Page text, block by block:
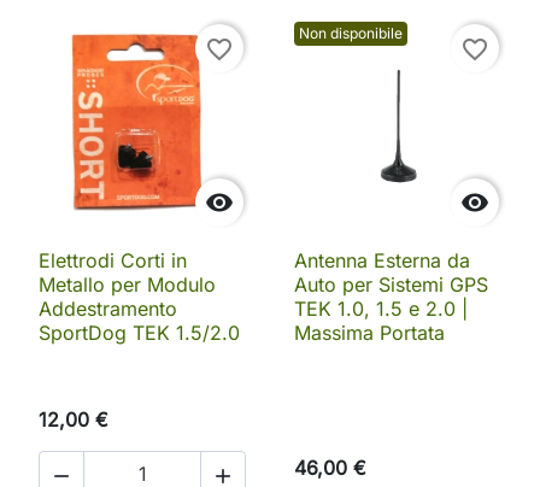

favorite_border
Elettrodi Corti in
Metallo per Modulo
Addestramento
SportDog TEK 1.5/2.0
12,00 €
 
Non disponibile

favorite_border
Antenna Esterna da
Auto per Sistemi GPS
TEK 1.0, 1.5 e 2.0 |
Massima Portata
46,00 €